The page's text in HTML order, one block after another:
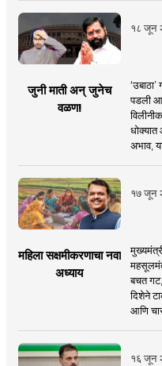
१८ जून
जुनी माती अन् जुनेच
वळण!
पडली
अभाव,
१७ जून
महिला सक्षमीकरणाचा नवा
अध्याय
बचत गट,
दिशेने
आणि
१६ जून